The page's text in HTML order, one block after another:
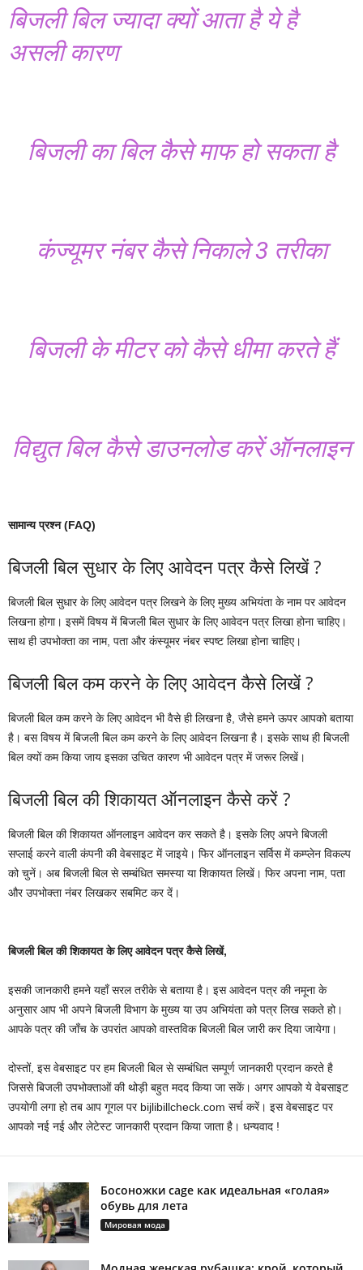
बिजली बिल ज्यादा क्यों आता है ये है
असली कारण
बिजली का बिल कैसे माफ हो सकता है
कंज्यूमर नंबर कैसे निकाले 3 तरीका
बिजली के मीटर को कैसे धीमा करते हैं
विद्युत बिल कैसे डाउनलोड करें ऑनलाइन
सामान्य प्रश्न (FAQ)
बिजली बिल सुधार के लिए आवेदन पत्र कैसे लिखें ?
बिजली बिल सुधार के लिए आवेदन पत्र लिखने के लिए मुख्य अभियंता के नाम पर आवेदन
लिखना होगा। इसमें विषय में बिजली बिल सुधार के लिए आवेदन पत्र लिखा होना चाहिए।
साथ ही उपभोक्ता का नाम, पता और कंस्यूमर नंबर स्पष्ट लिखा होना चाहिए।
बिजली बिल कम करने के लिए आवेदन कैसे लिखें ?
बिजली बिल कम करने के लिए आवेदन भी वैसे ही लिखना है, जैसे हमने ऊपर आपको बताया
है। बस विषय में बिजली बिल कम करने के लिए आवेदन लिखना है। इसके साथ ही बिजली
बिल क्यों कम किया जाय इसका उचित कारण भी आवेदन पत्र में जरूर लिखें।
बिजली बिल की शिकायत ऑनलाइन कैसे करें ?
बिजली बिल की शिकायत ऑनलाइन आवेदन कर सकते है। इसके लिए अपने बिजली
सप्लाई करने वाली कंपनी की वेबसाइट में जाइये। फिर ऑनलाइन सर्विस में कम्प्लेन विकल्प
को चुनें। अब बिजली बिल से सम्बंधित समस्या या शिकायत लिखें। फिर अपना नाम, पता
और उपभोक्ता नंबर लिखकर सबमिट कर दें।
बिजली बिल की शिकायत के लिए आवेदन पत्र कैसे लिखें,
इसकी जानकारी हमने यहाँ सरल तरीके से बताया है। इस आवेदन पत्र की नमूना के
अनुसार आप भी अपने बिजली विभाग के मुख्य या उप अभियंता को पत्र लिख सकते हो।
आपके पत्र की जाँच के उपरांत आपको वास्तविक बिजली बिल जारी कर दिया जायेगा।
दोस्तों, इस वेबसाइट पर हम बिजली बिल से सम्बंधित सम्पूर्ण जानकारी प्रदान करते है
जिससे बिजली उपभोक्ताओं की थोड़ी बहुत मदद किया जा सकें। अगर आपको ये वेबसाइट
उपयोगी लगा हो तब आप गूगल पर bijlibillcheck.com सर्च करें। इस वेबसाइट पर
आपको नई नई और लेटेस्ट जानकारी प्रदान किया जाता है। धन्यवाद !
Босоножки cage как идеальная «голая»
обувь для лета
Мировая мода